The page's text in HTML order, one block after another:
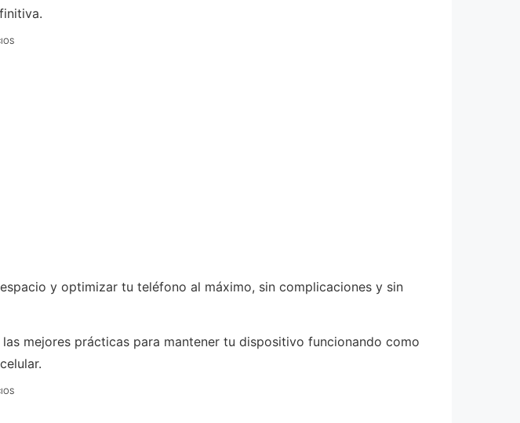
y optimizar tu teléfono al máximo, sin complicaciones y sin
mejores prácticas para mantener tu dispositivo funcionando como